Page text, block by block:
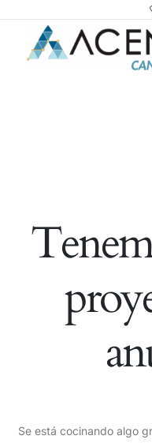
Se está cocinando algo